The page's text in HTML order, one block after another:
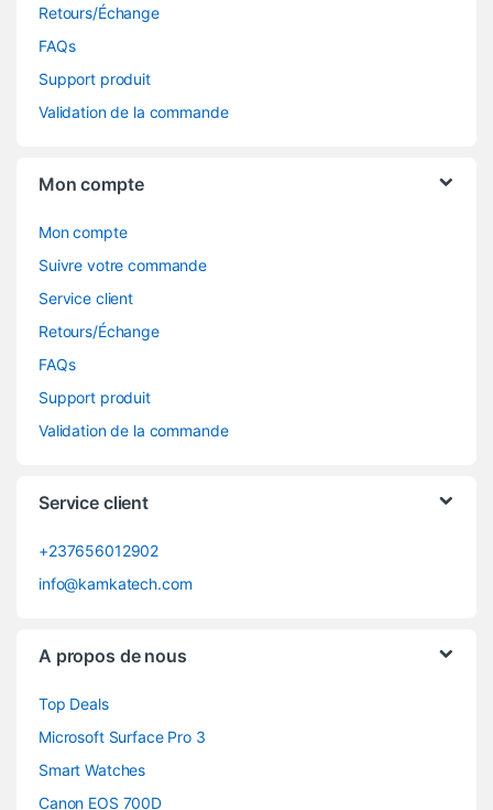
Retours/Échange
FAQs
Support produit
Validation de la commande
Mon compte
Mon compte
Suivre votre commande
Service client
Retours/Échange
FAQs
Support produit
Validation de la commande
Service client
+237656012902
info@kamkatech.com
A propos de nous
Top Deals
Microsoft Surface Pro 3
Smart Watches
Canon EOS 700D